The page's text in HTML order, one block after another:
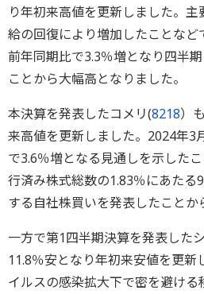
り年初来高値を更新しました。
給の回復により増加したことな
前年同期比で3.3％増となり四半
ことから大幅高となりました。
本決算を発表したコメリ(8218）
来高値を更新しました。2024年3
で3.6％増となる見通しを示した
行済み株式総数の1.83％にあたる
する自社株買いを発表したことか
一方で第1四半期決算を発表した
11.8％安となり年初来安値を更新
イルスの感染拡大下で密を避け